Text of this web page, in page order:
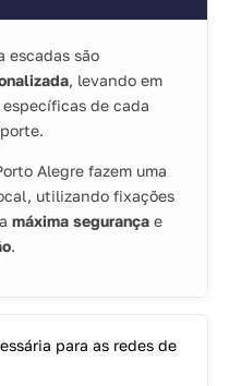
escadas são
, levando em
de cada
Alegre fazem uma
utilizando fixações
máxima segurança e
.
para as redes de